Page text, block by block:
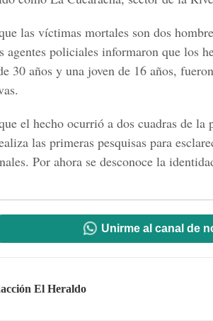
las víctimas mortales son dos
agentes policiales informaron que los
30 años y una joven de 16 años,
el hecho ocurrió a dos cuadras de
las primeras pesquisas para
Por ahora se desconoce la
Unirme al canal de
El Heraldo